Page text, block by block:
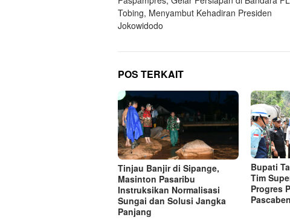
pos
Tobing, Menyambut Kehadiran Presiden
Jokowidodo
POS TERKAIT
Tinjau Banjir di Sipange,
Masinton Pasaribu
Instruksikan Normalisasi
Sungai dan Solusi Jangka
Panjang
Bupati
Tim
Progres